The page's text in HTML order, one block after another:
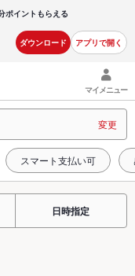
ポイントもらえる
ダウンロード アプリで開く
マイメニュー
変更
スマート支払い可
日時指定